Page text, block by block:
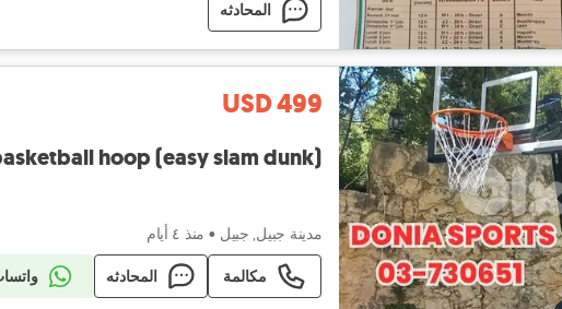
المحادثه
USD 499
hoop (easy slam dunk)
مدينة جبيل, جبيل • منذ ٤ أيام
مكالمة المحادثه